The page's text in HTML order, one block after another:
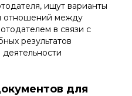
ищут варианты
отношений между
в связи с
результатов
для